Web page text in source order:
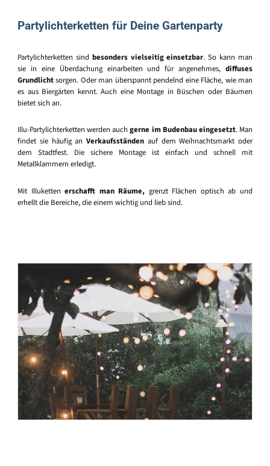
Partylichterketten für Deine Gartenparty
Partylichterketten sind besonders vielseitig einsetzbar. So kann man
sie in eine Überdachung einarbeiten und für angenehmes, diffuses
Grundlichtsorgen. Oder man überspannt pendelnd eine Fläche, wie man
es aus Biergärten kennt. Auch eine Montage in Büschen oder Bäumen
bietet sich an.
Illu-Partylichterketten werden auchgerne im Budenbau eingesetzt. Man
findet sie häufig an Verkaufsständen auf dem Weihnachtsmarkt oder
dem Stadtfest. Die sichere Montage ist einfach und schnell mit
Metallklammern erledigt.
Mit Illukettenerschafft man Räume, grenzt Flächen optisch ab und
erhellt die Bereiche, die einem wichtig und lieb sind.